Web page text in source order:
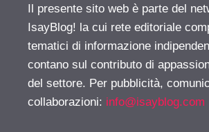
Il presente sito web è parte del
IsayBlog! la cui rete editoriale
tematici di informazione
contano sul contributo di
del settore. Per pubblicità,
collaborazioni: info@isayblog.com